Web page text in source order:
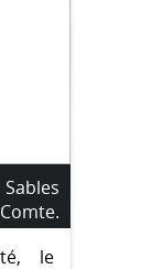
le
et
le